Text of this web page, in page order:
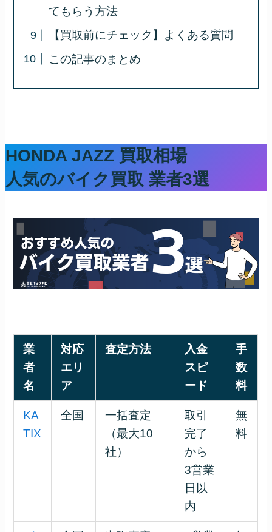
てもらう方法
【買取前にチェック】よくある質問
この記事のまとめ
HONDA JAZZ 買取相場
人気のバイク買取 業者3選
業
者
名
対応
エリ
ア
査定方法
入金
スピ
ード
手
数
料
KA
TIX
全国
一括査定
（最大10
社）
取引
完了
から
3営業
日以
内
無
料